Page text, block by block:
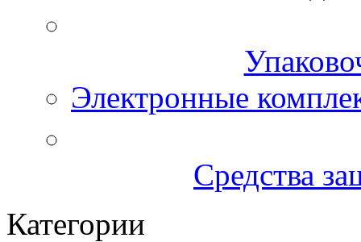
Электронные
Средства
Категории